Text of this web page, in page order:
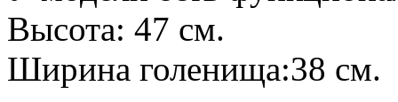
Высота: 47 см.
Ширина голенища:38 см.